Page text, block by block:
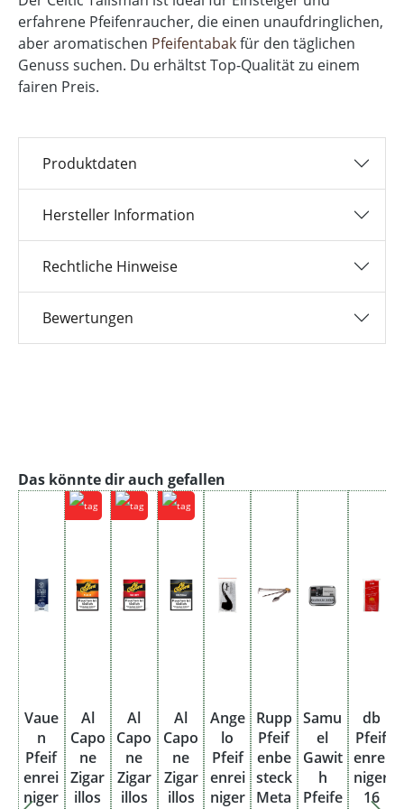
erfahrene Pfeifenraucher, die einen unaufdringlichen,
aber aromatischen Pfeifentabakfür den täglichen
Genuss suchen. Du erhältst Top-Qualität zu einem
fairen Preis.
Produktdaten
Hersteller Information
Rechtliche Hinweise
Bewertungen
Produktgalerie überspringen
Das könnte dir auch gefallen
Vaue
n
Pfeif
enrei
niger
Al
Capo
ne
Zigar
illos
Al
Capo
ne
Zigar
illos
Al
Capo
ne
Zigar
illos
Ange
lo
Pfeif
enrei
niger
Rupp
Pfeif
enbe
steck
Meta
Samu
el
Gawit
h
Pfeife
db
Pfeif
enrei
niger
16